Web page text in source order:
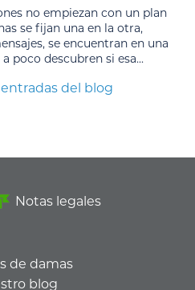
no empiezan con un plan
se fijan una en la otra,
se encuentran en una
poco descubren si esa...
del blog
Notas legales
de damas
blog